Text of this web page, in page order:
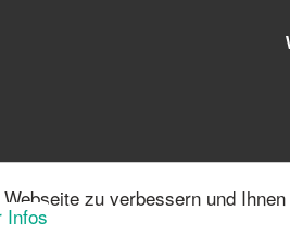
zu verbessern und
Infos
| info@vmt-systems.com | Tel.:+49